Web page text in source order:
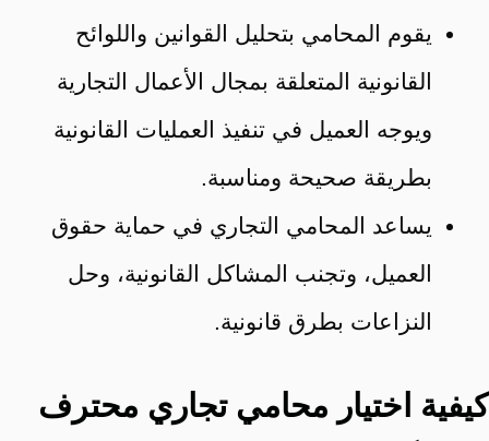
يقوم المحامي بتحليل القوانين واللوائح
القانونية المتعلقة بمجال الأعمال التجارية
ويوجه العميل في تنفيذ العمليات القانونية
بطريقة صحيحة ومناسبة.
يساعد المحامي التجاري في حماية حقوق
العميل، وتجنب المشاكل القانونية، وحل
النزاعات بطرق قانونية.
كيفية اختيار محامي تجاري محترف